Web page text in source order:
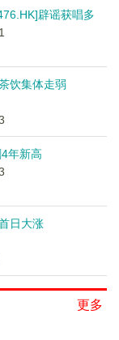
辟谣获唱多
饮集体走弱
年新高
日大涨
更多